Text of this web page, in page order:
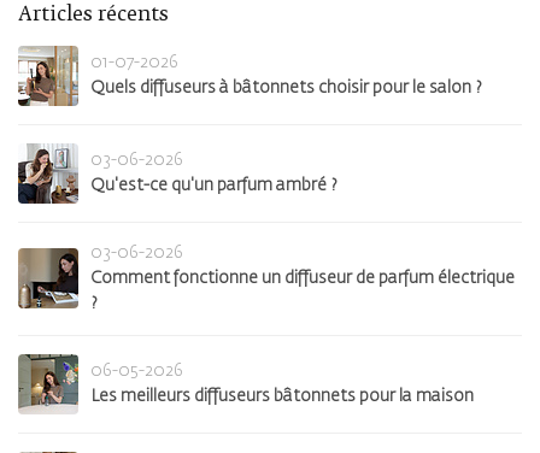
Articles récents
01-07-2026
Quels diffuseurs à bâtonnets choisir pour le salon ?
03-06-2026
Qu'est-ce qu'un parfum ambré ?
03-06-2026
Comment fonctionne un diffuseur de parfum électrique
?
06-05-2026
Les meilleurs diffuseurs bâtonnets pour la maison